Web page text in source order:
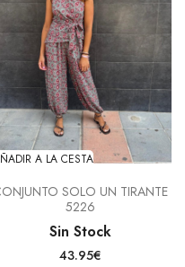
A LA CESTA
SOLO UN TIRANTE
5226
Sin Stock
43.95€